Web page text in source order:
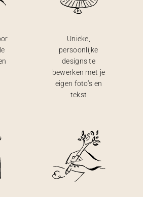
Unieke,
persoonlijke
designs te
bewerken met je
eigen foto’s en
tekst